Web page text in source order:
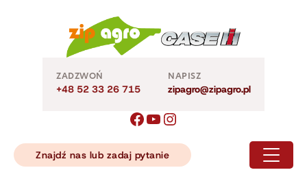
ZADZWOŃ
+48 52 33 26 715
NAPISZ
zipagro@zipagro.pl
Znajdź nas lub zadaj pytanie